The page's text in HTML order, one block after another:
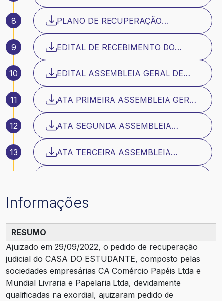
RECUPERAÇÃO JUDICIAL
8
PLANO DE RECUPERAÇÃO
JUDICIAL - ADITIVO 1
9
EDITAL DE RECEBIMENTO DO
PLANO
10
EDITAL ASSEMBLEIA GERAL DE
CREDORES
11
ATA PRIMEIRA ASSEMBLEIA GERAL
DE CREDORES
12
ATA SEGUNDA ASSEMBLEIA
GERAL DE CREDORES
13
ATA TERCEIRA ASSEMBLEIA
GERAL DE CREDORES
15
ATA QUARTA ASSEMBLEIA GERAL
16
JUDICIAL- ADITIVO 2
17
ATA QUINTA ASSEMBLEIA GERAL
DE CREDORES
18
DECISÃO DE SUBSTITUIÇÃO
Informações
RESUMO
Ajuizado em 29/09/2022, o pedido de recuperação
judicial do CASA DO ESTUDANTE, composto pelas
sociedades empresárias CA Comércio Papéis Ltda e
Mundial Livraria e Papelaria Ltda, devidamente
qualificadas na exordial, ajuizaram pedido de